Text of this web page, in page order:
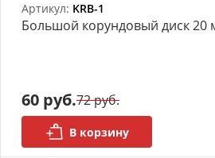
Артикул: KRB-1
Большой корундовый диск 20
60 руб.72 руб.
В корзину